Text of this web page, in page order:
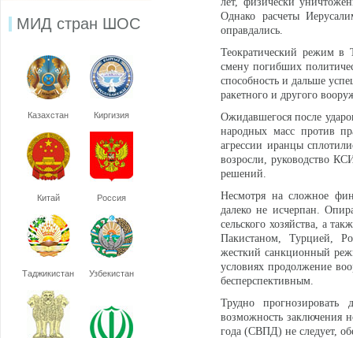
МИД стран ШОС
Казахстан Киргизия
Китай Россия
Таджикистан Узбекистан
Однако расчеты
оправдались.
Теократический режим в
смену погибших
способность и дальше
ракетного и другого
Ожидавшегося после
народных масс против
агрессии иранцы
возросли, руководство
решений.
Несмотря на сложное
далеко не исчерпан.
сельского хозяйства, а
Пакистаном, Турцией,
жесткий санкционный
условиях продолжение
бесперспективным.
Трудно
возможность заключения
года (СВПД) не следует,